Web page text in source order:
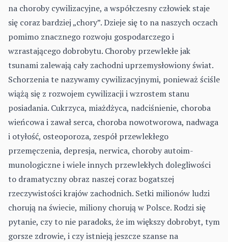
na choroby cywilizacyjne, a współczesny człowiek staje
się coraz bardziej „chory”. Dzieje się to na naszych oczach
pomimo znacznego rozwoju gospodarcze­go i
wzrastającego dobrobytu. Choroby przewlekłe jak
tsunami zalewają cały zachodni uprzemysłowiony świat.
Schorzenia te nazywamy cywili­zacyjnymi, ponieważ ściśle
wiążą się z rozwojem cywilizacji i wzrostem stanu
posiadania. Cukrzyca, miażdżyca, nadciśnienie, choroba
wieńcowa i zawał serca, choroba nowotworowa, nadwaga
i otyłość, osteoporoza, zespół przewlekłego
przemęczenia, depresja, nerwica, choroby autoim­
munologiczne i wiele innych przewlekłych dolegliwości
to dramatyczny obraz naszej coraz bogatszej
rzeczywistości krajów zachodnich. Setki milionów ludzi
chorują na świecie, miliony chorują w Polsce. Rodzi się
pytanie, czy to nie paradoks, że im większy dobrobyt, tym
gorsze zdrowie, i czy istnieją jeszcze szanse na